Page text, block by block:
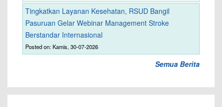
Tingkatkan Layanan Kesehatan, RSUD Bangil
Pasuruan Gelar Webinar Management Stroke
Berstandar Internasional
Posted on: Kamis, 30-07-2026
Semua Berita